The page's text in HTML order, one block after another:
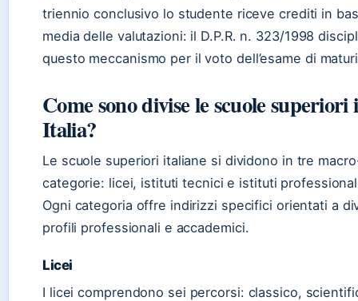
triennio conclusivo lo studente riceve crediti in
media delle valutazioni: il D.P.R. n. 323/1998
questo meccanismo per il voto dell’esame di
Come sono divise le scuole superiori
Italia?
Le scuole superiori italiane si dividono in tre
categorie: licei, istituti tecnici e istituti
Ogni categoria offre indirizzi specifici orientati a
profili professionali e accademici.
Licei
I licei comprendono sei percorsi: classico,